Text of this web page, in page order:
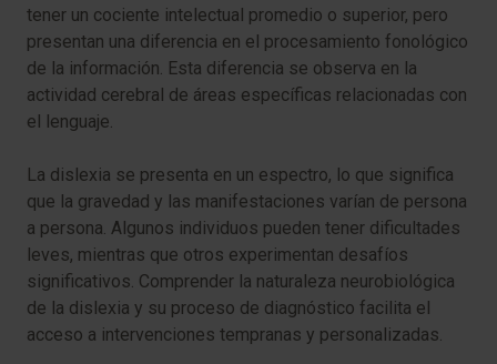
tener un cociente intelectual promedio o superior, pero
presentan una diferencia en el procesamiento fonológico
de la información. Esta diferencia se observa en la
actividad cerebral de áreas específicas relacionadas con
el lenguaje.
La dislexia se presenta en un espectro, lo que significa
que la gravedad y las manifestaciones varían de persona
a persona. Algunos individuos pueden tener dificultades
leves, mientras que otros experimentan desafíos
significativos. Comprender la naturaleza neurobiológica
de la dislexia y su proceso de diagnóstico facilita el
acceso a intervenciones tempranas y personalizadas.